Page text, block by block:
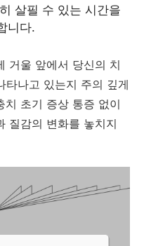
살필 수 있는 시간을
니다.
거울 앞에서 당신의 치
타나고 있는지 주의 깊게
치 초기 증상 통증 없이
질감의 변화를 놓치지